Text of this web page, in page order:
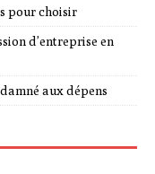
pour choisir
d’entreprise en
aux dépens